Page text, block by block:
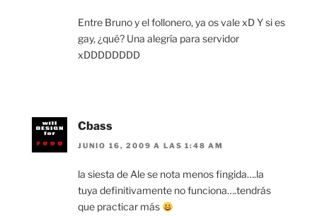
Entre Bruno y el follonero, ya os vale xD Y si es
gay, ¿qué? Una alegría para servidor
xDDDDDDDD
Cbass
JUNIO 16, 2009 A LAS 1:48 AM
la siesta de Ale se nota menos fingida….la
tuya definitivamente no funciona….tendrás
que practicar más